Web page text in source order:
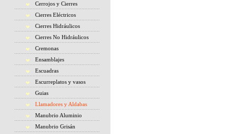
Cerrojos y Cierres
Cierres Eléctricos
Cierres Hidráulicos
Cierres No Hidráulicos
Cremonas
Ensamblajes
Escuadras
Escurreplatos y vasos
Guias
Llamadores y Aldabas
Manubrio Aluminio
Manubrio Grisán